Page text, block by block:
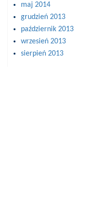
maj 2014
grudzień 2013
październik 2013
wrzesień 2013
sierpień 2013